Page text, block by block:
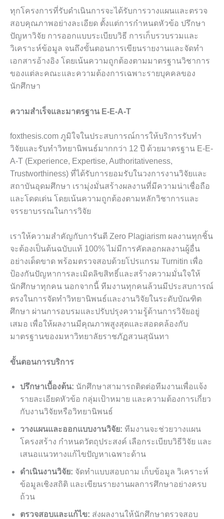
ทุกโครงการที่รับดำเนินการจะได้รับการวางแผนและตรวจ
สอบคุณภาพอย่างละเอียด ตั้งแต่การกำหนดหัวข้อ ปรึกษา
ปัญหาวิจัย การออกแบบระเบียบวิธี การเก็บรวบรวมและ
วิเคราะห์ข้อมูล จนถึงขั้นตอนการเขียนรายงานและจัดทำ
เอกสารอ้างอิง โดยเน้นความถูกต้องตามมาตรฐานวิชาการ
ของแต่ละคณะและความต้องการเฉพาะรายบุคคลของ
นักศึกษา
ความสำเร็จและมาตรฐาน E-E-A-T
foxthesis.com ภูมิใจในประสบการณ์การให้บริการรับทำ
วิจัยและรับทำวิทยานิพนธ์มากกว่า 12 ปี ด้วยมาตรฐาน E-E-
A-T (Experience, Expertise, Authoritativeness,
Trustworthiness) ที่ได้รับการยอมรับในวงการงานวิจัยและ
สถาบันอุดมศึกษา เรามุ่งมั่นสร้างผลงานที่มีความน่าเชื่อถือ
และโดดเด่น โดยเน้นความถูกต้องตามหลักวิชาการและ
จรรยาบรรณในการวิจัย
เราให้ความสำคัญกับการันตี Zero Plagiarism ผลงานทุกชิ้น
จะต้องเป็นต้นฉบับแท้ 100% ไม่มีการคัดลอกผลงานผู้อื่น
อย่างเด็ดขาด พร้อมตรวจสอบด้วยโปรแกรม Turnitin เพื่อ
ป้องกันปัญหาการละเมิดลิขสิทธิ์และสร้างความมั่นใจให้
นักศึกษาทุกคน นอกจากนี้ ทีมงานทุกคนล้วนมีประสบการณ์
ตรงในการจัดทำวิทยานิพนธ์และงานวิจัยในระดับบัณฑิต
ศึกษา ผ่านการอบรมและปรับปรุงความรู้ด้านการวิจัยอยู่
เสมอ เพื่อให้ผลงานมีคุณภาพสูงสุดและสอดคล้องกับ
มาตรฐานของมหาวิทยาลัยราชภัฏสวนสุนันทา
ขั้นตอนการบริการ
ปรึกษาเบื้องต้น: นักศึกษาสามารถติดต่อทีมงานเพื่อแจ้ง
รายละเอียดหัวข้อ กลุ่มเป้าหมาย และความต้องการเกี่ยว
กับงานวิจัยหรือวิทยานิพนธ์
วางแผนและออกแบบงานวิจัย: ทีมงานจะช่วยวางแผน
โครงสร้าง กำหนดวัตถุประสงค์ เลือกระเบียบวิธีวิจัย และ
เสนอแนวทางแก้ไขปัญหาเฉพาะด้าน
ดำเนินงานวิจัย: จัดทำแบบสอบถาม เก็บข้อมูล วิเคราะห์
ข้อมูลเชิงสถิติ และเขียนรายงานผลการศึกษาอย่างครบ
ถ้วน
ตรวจสอบและแก้ไข: ส่งผลงานให้นักศึกษาตรวจสอบ